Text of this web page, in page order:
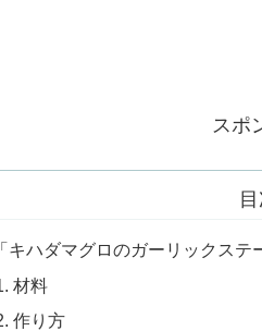
スポ
「キハダマグロのガーリックステ
材料
作り方